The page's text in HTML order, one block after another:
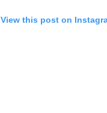
View this post on